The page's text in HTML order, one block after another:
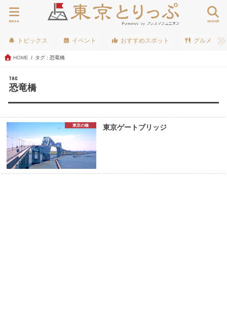
search
menu
トピックス イベント おすすめスポット グルメ
HOME タグ : 恐竜橋
TAG
恐竜橋
東京の橋 東京ゲートブリッジ